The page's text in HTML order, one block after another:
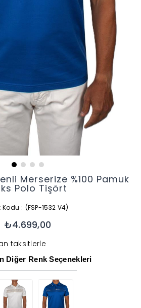
Merserize %100 Pamuk
Polo Tişört
Kodu (FSP-1532 V4)
₺4.699,00
taksitlerle
Diğer Renk Seçenekleri